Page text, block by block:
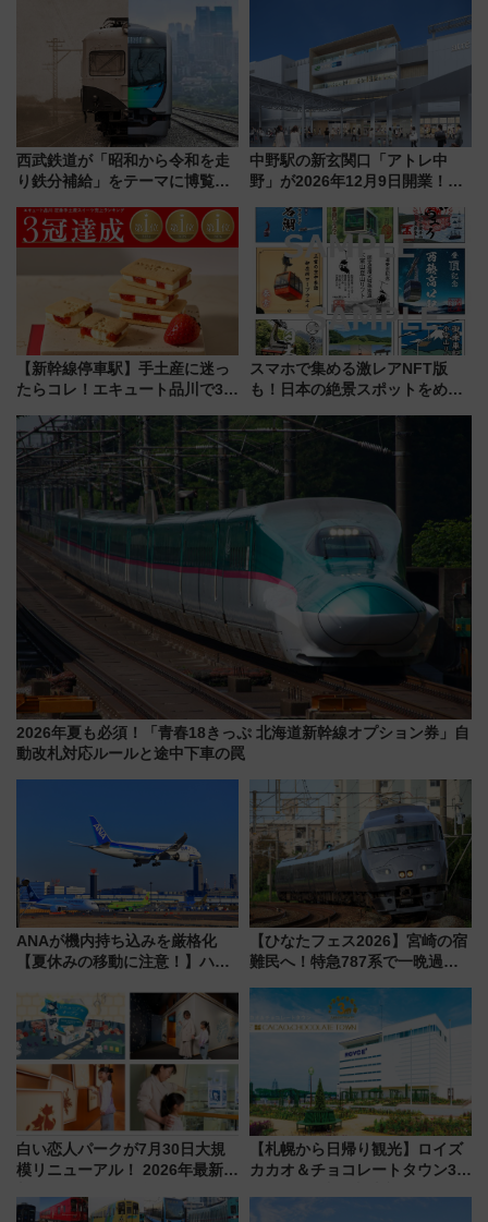
谷実アレンジの特別仕様へ、8月
5日始発から
化！安全性や乗り心地の向上に
貢献するだけでなく、全線区で
活躍するための仕組みも
西武鉄道が「昭和から令和を走
り鉄分補給」をテーマに博覧会
14日から 新車両「トキイロ」体
験ブースも アクセスや申込方法
中野駅の新玄関口「アトレ中
野」が2026年12月9日開業！新
注目スポット
【新幹線停車駅】手土産に迷っ
たらコレ！エキュート品川で3年
産スイーツとは？
スマホで集める激レアNFT版
も！日本の絶景スポットをめぐ
ん)」企画がスタート
2026年夏も必須！「青春18きっぷ 北海道新幹線オプション券」自
動改札対応ルールと途中下車の罠
ANAが機内持ち込みを厳格化
【夏休みの移動に注意！】ハン
「身の回り品」新サイズ制限
(40×30×20cm)おさらい
【ひなたフェス2026】宮崎の宿
難民へ！特急787系で一晩過ご
ローおひさま」が救世主に？
白い恋人パークが7月30日大規
模リニューアル！ 2026年最新の
と料金・アクセスを徹底解説
【札幌から日帰り観光】ロイズ
カカオ＆チョコレートタウン3周
詰め放題を開催、ロイズタウン